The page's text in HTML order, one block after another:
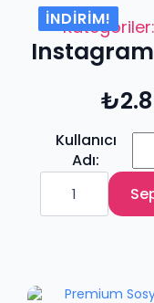
İNDIRIM!
Kategoriler:
Orijinal
₺
Şu
fiyat:
Kullanıcı
Adı
Instagram
50.000
Beğeni